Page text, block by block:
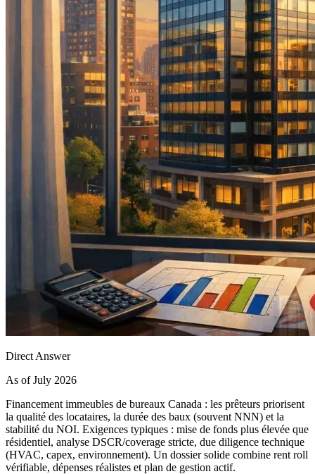
Direct Answer
As of July 2026
Financement immeubles de bureaux Canada : les prêteurs priorisent
la qualité des locataires, la durée des baux (souvent NNN) et la
stabilité du NOI. Exigences typiques : mise de fonds plus élevée que
résidentiel, analyse DSCR/coverage stricte, due diligence technique
(HVAC, capex, environnement). Un dossier solide combine rent roll
vérifiable, dépenses réalistes et plan de gestion actif.